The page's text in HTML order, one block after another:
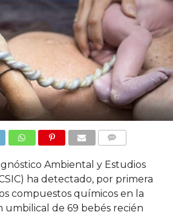
Ambiental y Estudios
ha detectado, por primera
compuestos químicos en la
umbilical de 69 bebés recién